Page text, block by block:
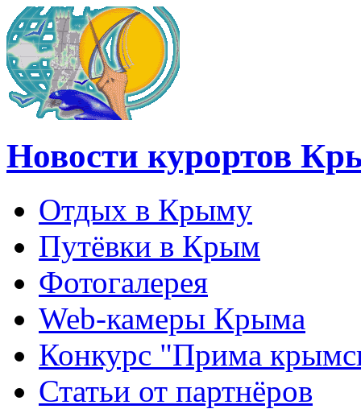
Новости курортов
Отдых в Крыму
Путёвки в Крым
Фотогалерея
Web-камеры Крыма
Конкурс "Прима
Статьи от партнёров